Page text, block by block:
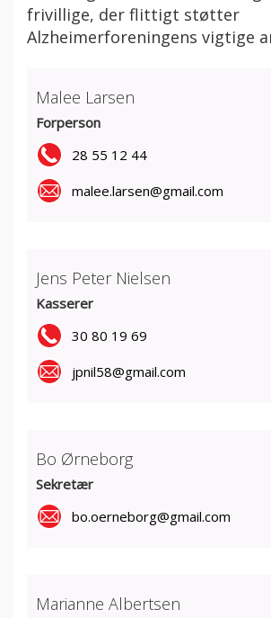
frivillige, der flittigt støtter
Alzheimerforeningens vigtige
Malee Larsen
Forperson
28 55 12 44
malee.larsen@gmail.com
Jens Peter Nielsen
Kasserer
30 80 19 69
jpnil58@gmail.com
Bo Ørneborg
Sekretær
bo.oerneborg@gmail.com
Marianne Albertsen